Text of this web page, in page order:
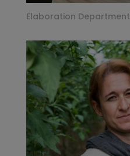
Elaboration Department